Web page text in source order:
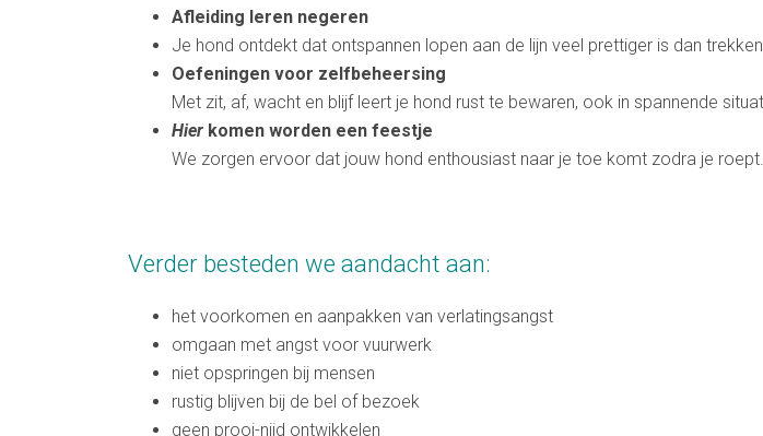
Afleiding leren negeren
Je hond ontdekt dat ontspannen lopen aan de lijn veel prettiger is dan
Oefeningen voor zelfbeheersing
Met zit, af, wacht en blijf leert je hond rust te bewaren, ook in spannende
Hier komen worden een feestje
We zorgen ervoor dat jouw hond enthousiast naar je toe komt zodra je roept.
Verder besteden we aandacht aan:
het voorkomen en aanpakken van verlatingsangst
omgaan met angst voor vuurwerk
niet opspringen bij mensen
rustig blijven bij de bel of bezoek
geen prooi-nijd ontwikkelen